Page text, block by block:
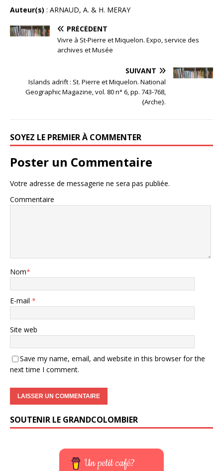
Auteur(s) : ARNAUD, A. & H. MERAY
PRÉCÉDENT
Vivre à St-Pierre et Miquelon. Expo, service des
archives et Musée
SUIVANT
Islands adrift : St. Pierre et Miquelon. National
Geographic Magazine, vol. 80 n° 6, pp. 743-768,
{Arche}.
SOYEZ LE PREMIER À COMMENTER
Poster un Commentaire
Votre adresse de messagerie ne sera pas publiée.
Commentaire
Nom*
E-mail *
Site web
Save my name, email, and website in this browser for the
next time I comment.
SOUTENIR LE GRANDCOLOMBIER
Un petit café?